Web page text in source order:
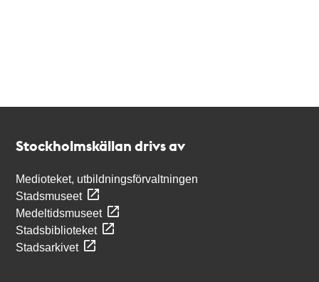
Stockholmskällan drivs av
Medioteket, utbildningsförvaltningen
Stadsmuseet
Medeltidsmuseet
Stadsbiblioteket
Stadsarkivet